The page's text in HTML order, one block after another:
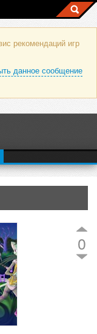
рекомендаций игр
данное сообщение
0